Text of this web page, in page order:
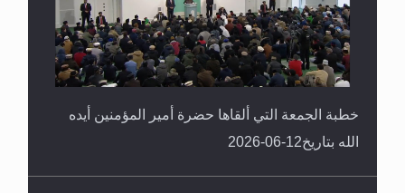
خطبة الجمعة التي ألقاها حضرة أمير المؤمنين أيده
الله بتاريخ12-06-2026